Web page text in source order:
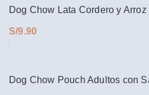
Dog Chow Lata Cordero y Arroz
S/
Dog Chow Pouch Adultos con